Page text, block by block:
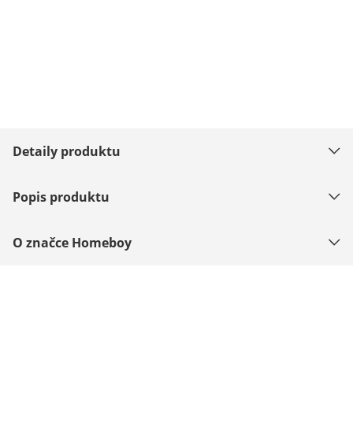
Detaily produktu
Popis produktu
O značce Homeboy